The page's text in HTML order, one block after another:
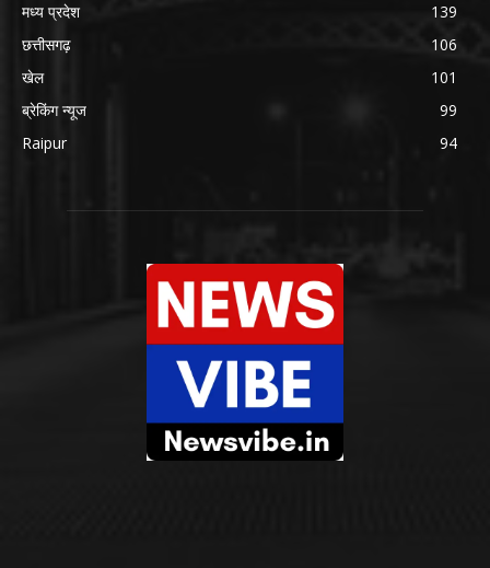
मध्य प्रदेश
139
छत्तीसगढ़
106
खेल
101
ब्रेकिंग न्यूज
99
Raipur
94